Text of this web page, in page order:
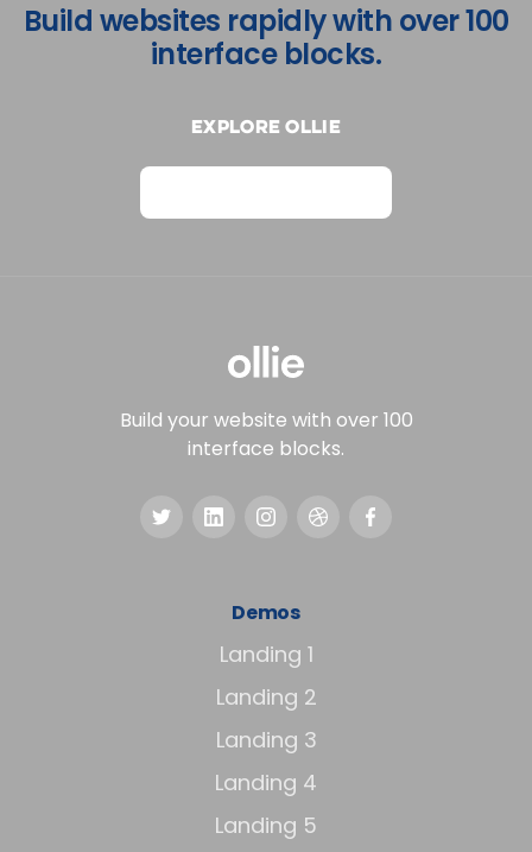
Build websites rapidly with over 100
interface blocks.
Explore Ollie
Build your website with over 100
interface blocks.
Demos
Landing 1
Landing 2
Landing 3
Landing 4
Landing 5